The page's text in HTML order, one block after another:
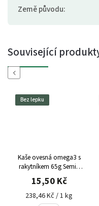
Země původu:
Související
Previous
Bez lepku
Kaše ovesná omega3 s
rakytníkem 65g Semix
bez lepku
15,50 Kč
238,46 Kč / 1 kg